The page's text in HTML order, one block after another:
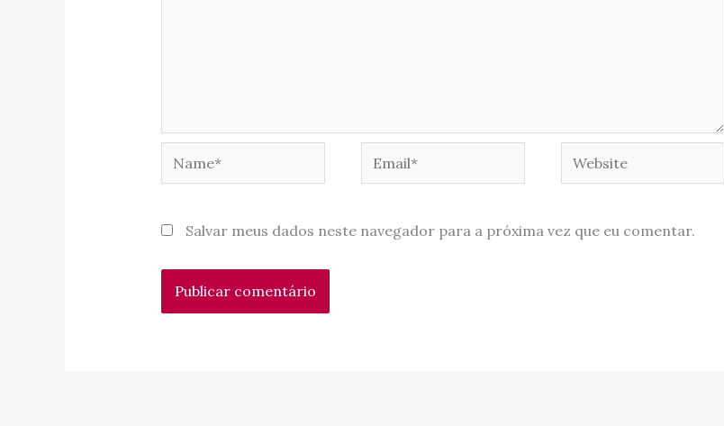
Website
Salvar meus dados neste navegador para a próxima vez que eu comentar.